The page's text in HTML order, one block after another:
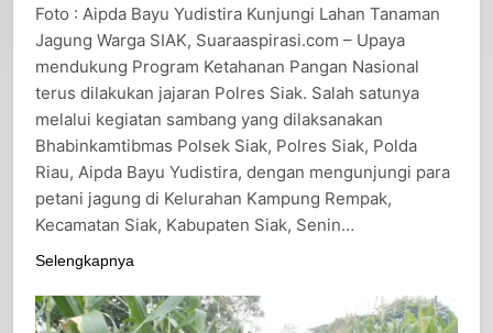
Foto : Aipda Bayu Yudistira Kunjungi Lahan Tanaman
Jagung Warga SIAK, Suaraaspirasi.com – Upaya
mendukung Program Ketahanan Pangan Nasional
terus dilakukan jajaran Polres Siak. Salah satunya
melalui kegiatan sambang yang dilaksanakan
Bhabinkamtibmas Polsek Siak, Polres Siak, Polda
Riau, Aipda Bayu Yudistira, dengan mengunjungi para
petani jagung di Kelurahan Kampung Rempak,